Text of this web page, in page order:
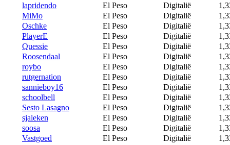
lapridendo
El Peso Digitalië
MiMo
El Peso Digitalië
Oschke
El Peso Digitalië
PlayerE
El Peso Digitalië
Quessie
El Peso Digitalië
Roosendaal
El Peso Digitalië
roybo
El Peso Digitalië
rutgernation
El Peso Digitalië
sannieboy16
El Peso Digitalië
schoolbell
El Peso Digitalië
Sesto Lasagno
El Peso Digitalië
sjaleken
El Peso Digitalië
soosa
El Peso Digitalië
Vastgoed
El Peso Digitalië